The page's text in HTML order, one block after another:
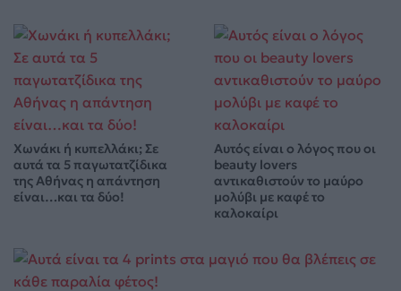
Χωνάκι ή κυπελλάκι; Σε
αυτά τα 5 παγωτατζίδικα
της Αθήνας η απάντηση
είναι…και τα δύο!
Αυτός είναι ο λόγος που οι
beauty lovers
αντικαθιστούν το μαύρο
μολύβι με καφέ το
καλοκαίρι